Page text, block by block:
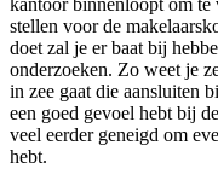
kantoor binnenloopt om
stellen voor de
doet zal je er baat bij
onderzoeken. Zo weet je
in zee gaat die aansluiten
een goed gevoel hebt bij
veel eerder geneigd om
hebt.